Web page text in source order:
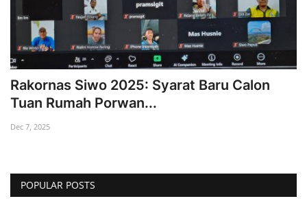
Rakornas Siwo 2025: Syarat Baru Calon
Tuan Rumah Porwan...
Dec 7, 2025
POPULAR POSTS